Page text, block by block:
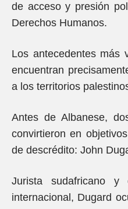
de acceso y presión
Derechos Humanos.
Los antecedentes más
encuentran
a los territorios
Antes de Albanese,
convirtieron en
de descrédito: John
Jurista sudafricano y
internacional, Dugard